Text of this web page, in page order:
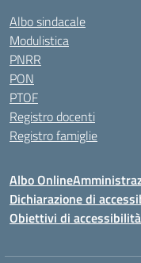
Albo sindacale
Modulistica
PNRR
PON
PTOF
Registro docenti
Registro famiglie
Albo Online
Dichiarazione di
Obiettivi di accessibilità